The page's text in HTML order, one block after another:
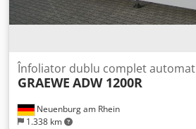
Neuenburg am Rhein
1.338 km
Înfoliator dublu complet automat
GRAEWE ADW 1200R